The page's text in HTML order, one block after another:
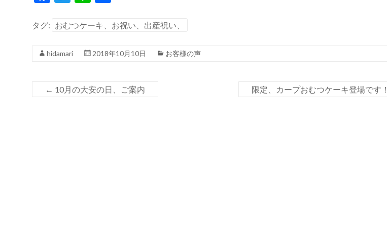
e
o
k
itt e
タグ: おむつケーキ、お祝い、出産祝い、
hidamari 2018年10月10日 お客様の声
← 10月の大安の日、ご案内 限定、カープおむつケーキ登場です！